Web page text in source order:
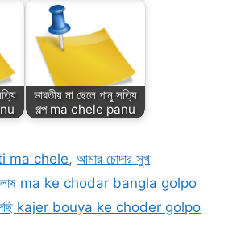
ভারতীয় মা ছেলে পানু সত্যি
গল্প ma chele panu
ma chele,আমার চোদার সুখ
ma ke chodar bangla golpo
kajer bouya ke choder golpo